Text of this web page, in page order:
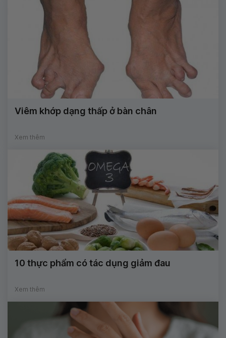
Viêm khớp dạng thấp ở bàn chân
Xem thêm
10 thực phẩm có tác dụng giảm đau
Xem thêm